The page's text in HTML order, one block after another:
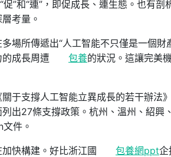
促”和“連”，即促成長、連生態。也有
考量。
場所傳遞出“人工智能不只僅是一個
成長周遭 包養的狀況。這讓完美
于支撐人工智能立異成長的若干辦法
出27條支撐政策。杭州、溫州、紹興
件。
快構建。好比浙江國 包養網ppt企